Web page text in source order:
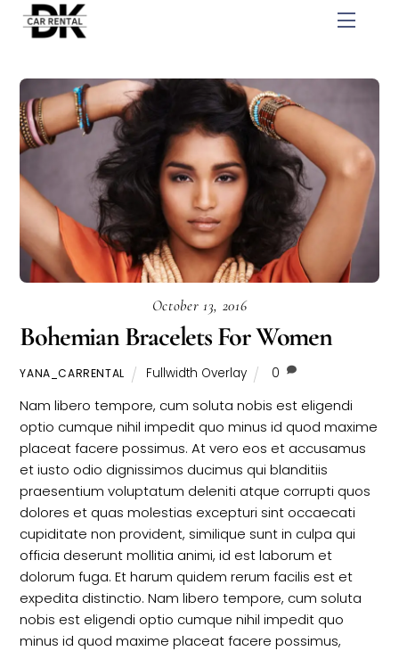
Menu
October 13, 2016
Bohemian Bracelets For Women
YANA_CARRENTAL Fullwidth Overlay 0
Nam libero tempore, cum soluta nobis est eligendi
optio cumque nihil impedit quo minus id quod maxime
placeat facere possimus. At vero eos et accusamus
et iusto odio dignissimos ducimus qui blanditiis
praesentium voluptatum deleniti atque corrupti quos
dolores et quas molestias excepturi sint occaecati
cupiditate non provident, similique sunt in culpa qui
officia deserunt mollitia animi, id est laborum et
dolorum fuga. Et harum quidem rerum facilis est et
expedita distinctio. Nam libero tempore, cum soluta
nobis est eligendi optio cumque nihil impedit quo
minus id quod maxime placeat facere possimus,